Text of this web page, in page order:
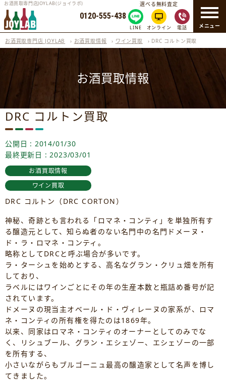
メニュー
お酒買取専門店JOYLAB(ジョイラボ)
0120-555-438
選べる無料査定
LINE オンライン 電話
お酒買取専門店 JOYLAB › お酒買取情報 › ワイン買取 › DRC コルトン買取
お酒買取情報
DRC コルトン買取
公開日 : 2014/01/30
最終更新日 : 2023/03/01
お酒買取情報
ワイン買取
DRC コルトン（DRC CORTON）
神秘、奇跡とも言われる「ロマネ・コンティ」を単独所有す
る醸造元として、知らぬ者のない名門中の名門ドメーヌ・
ド・ラ・ロマネ・コンティ。
略称としてDRCと呼ぶ場合が多いです。
ラ・ターシュを始めとする、高名なグラン・クリュ畑を所有
しており、
ラベルにはワインごとにその年の生産本数と瓶詰め番号が記
されています。
ドメーヌの現当主オベール・ド・ヴィレーヌの家系が、ロマ
ネ・コンティの所有権を得たのは1869年。
以来、同家はロマネ・コンティのオーナーとしてのみでな
く、リシュブール、グラン・エシェゾー、エシェゾーの一部
を所有する、
小さいながらもブルゴーニュ最高の醸造家として名声を博し
てきました。